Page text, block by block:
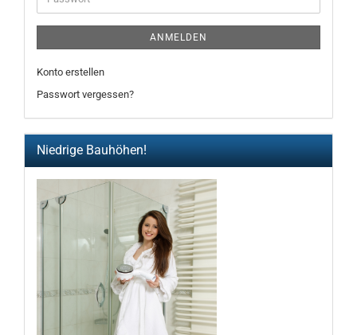
ANMELDEN
Konto erstellen
Passwort vergessen?
Niedrige Bauhöhen!